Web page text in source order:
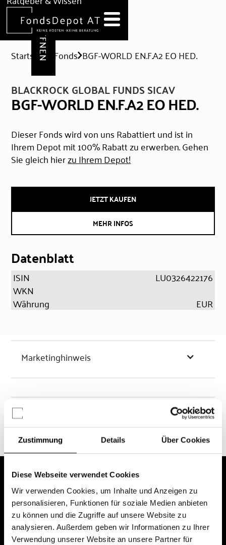
Zustimmung Details Über Cookies
Diese Webseite verwendet Cookies
Wir verwenden Cookies, um Inhalte und Anzeigen zu
personalisieren, Funktionen für soziale Medien anbieten
zu können und die Zugriffe auf unsere Website zu
analysieren. Außerdem geben wir Informationen zu Ihrer
Verwendung unserer Website an unsere Partner für
Hilfe & Formulare
DEPOT ERÖFFNEN
Startseite Fonds BGF-WORLD EN.F.A2 EO HED.
BLACKROCK GLOBAL FUNDS SICAV
BGF-WORLD EN.F.A2 EO HED.
Dieser Fonds wird von uns Rabattiert und ist in
Ihrem Depot mit 100% Rabatt zu erwerben. Gehen
Sie gleich hierzu Ihrem Depot!
JETZT KAUFEN
MEHR INFOS
Datenblatt
ISIN
LU0326422176
WKN
Währung
EUR
Marketinghinweis
Chancen & Risiken